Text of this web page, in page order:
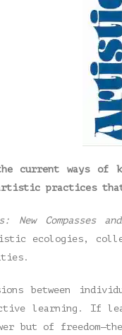
current ways of
practices that
New Compasses
ecologies,
between
learning. If
but of